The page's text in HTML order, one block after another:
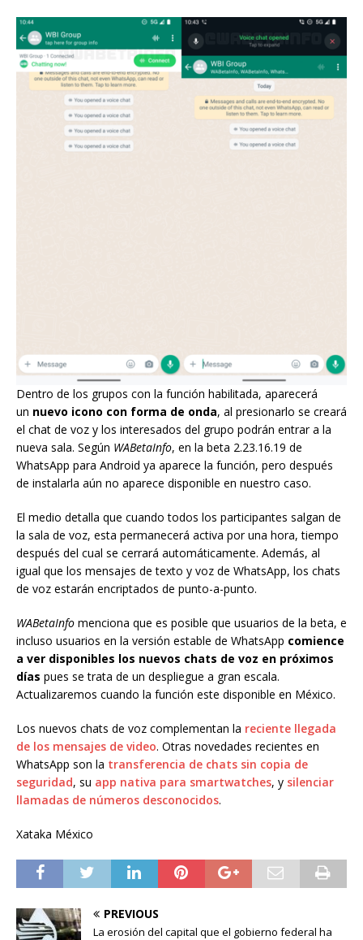
Dentro de los grupos con la función habilitada, aparecerá
un nuevo icono con forma de onda, al presionarlo se creará
el chat de voz y los interesados del grupo podrán entrar a la
nueva sala. Según WABetaInfo, en la beta 2.23.16.19 de
WhatsApp para Android ya aparece la función, pero después
de instalarla aún no aparece disponible en nuestro caso.
El medio detalla que cuando todos los participantes salgan de
la sala de voz, esta permanecerá activa por una hora, tiempo
después del cual se cerrará automáticamente. Además, al
igual que los mensajes de texto y voz de WhatsApp, los chats
de voz estarán encriptados de punto-a-punto.
WABetaInfo menciona que es posible que usuarios de la beta, e
incluso usuarios en la versión estable de WhatsApp comience
a ver disponibles los nuevos chats de voz en próximos
días pues se trata de un despliegue a gran escala.
Actualizaremos cuando la función este disponible en México.
Los nuevos chats de voz complementan la reciente llegada
de los mensajes de video. Otras novedades recientes en
WhatsApp son la transferencia de chats sin copia de
seguridad, su app nativa para smartwatches, y silenciar
llamadas de números desconocidos.
Xataka México
PREVIOUS
La erosión del capital que el gobierno federal ha